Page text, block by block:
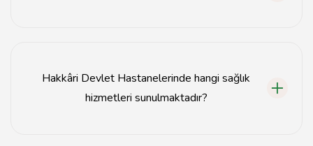
Hakkâri Devlet Hastanelerinde hangi sağlık
hizmetleri sunulmaktadır?